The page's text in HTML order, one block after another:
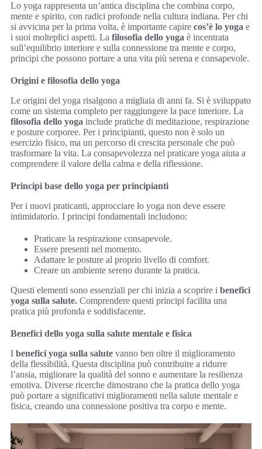
Lo yoga rappresenta un’antica disciplina che combina corpo,
mente e spirito, con radici profonde nella cultura indiana. Per chi
si avvicina per la prima volta, è importante capire cos’è lo yoga e
i suoi molteplici aspetti. La filosofia dello yoga è incentrata
sull’equilibrio interiore e sulla connessione tra mente e corpo,
principi che possono portare a una vita più serena e consapevole.
Origini e filosofia dello yoga
Le origini del yoga risalgono a migliaia di anni fa. Si è sviluppato
come un sistema completo per raggiungere la pace interiore. La
filosofia dello yoga include pratiche di meditazione, respirazione
e posture corporee. Per i principianti, questo non è solo un
esercizio fisico, ma un percorso di crescita personale che può
trasformare la vita. La consapevolezza nel praticare yoga aiuta a
comprendere il valore della calma e della riflessione.
Principi base dello yoga per principianti
Per i nuovi praticanti, approcciare lo yoga non deve essere
intimidatorio. I principi fondamentali includono:
Praticare la respirazione consapevole.
Essere presenti nel momento.
Adattare le posture al proprio livello di comfort.
Creare un ambiente sereno durante la pratica.
Questi elementi sono essenziali per chi inizia a scoprire i benefici
yoga sulla salute. Comprendere questi principi facilita una
pratica più profonda e soddisfacente.
Benefici dello yoga sulla salute mentale e fisica
I benefici yoga sulla salute vanno ben oltre il miglioramento
della flessibilità. Questa disciplina può contribuire a ridurre
l’ansia, migliorare la qualità del sonno e aumentare la resilienza
emotiva. Diverse ricerche dimostrano che la pratica dello yoga
può portare a significativi miglioramenti nella salute mentale e
fisica, creando una connessione positiva tra corpo e mente.